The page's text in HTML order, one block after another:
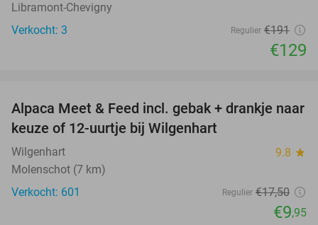
Libramont-Chevigny
Verkocht: 3
Regulier €191
€129
43%
Alpaca Meet & Feed incl. gebak + drankje naar
keuze of 12-uurtje bij Wilgenhart
Wilgenhart 9.8 star
Molenschot (7 km)
Verkocht: 601
Regulier €17,50
€9,95